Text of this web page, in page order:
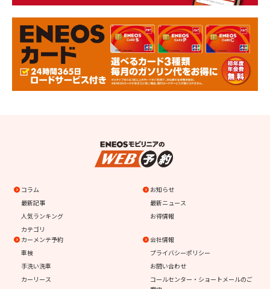
コラム
最新記事
人気ランキング
カテゴリ
お知らせ
最新ニュース
お得情報
カーメンテ予約
車検
手洗い洗車
カーリース
会社情報
プライバシーポリシー
お問い合わせ
コールセンター・ショートメールのご